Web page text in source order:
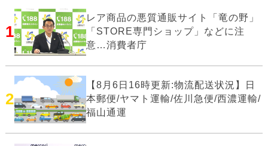
1
レア商品の悪質通販サイト「竜の野」
「STORE専門ショップ」などに注
意…消費者庁
2
【8月6日16時更新:物流配送状況】日
本郵便/ヤマト運輸/佐川急便/西濃運輸/
福山通運